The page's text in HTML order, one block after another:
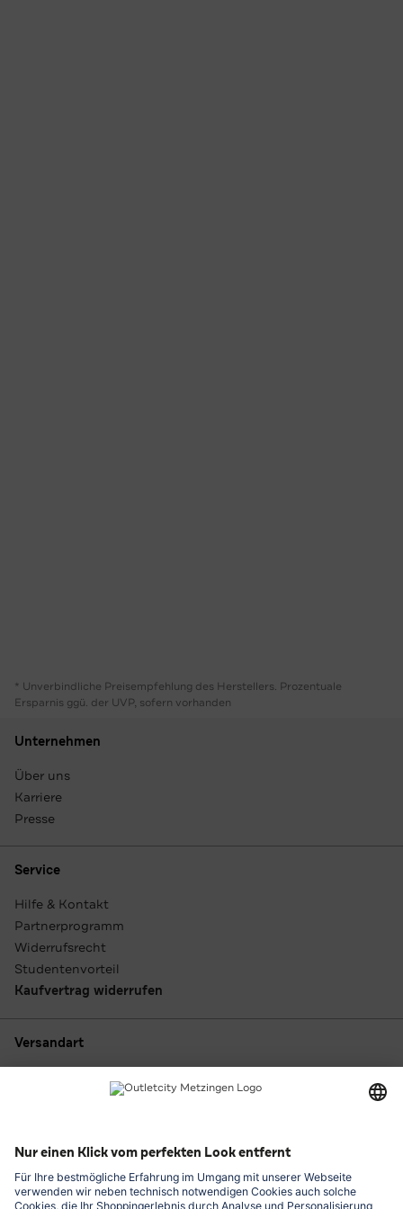
* Unverbindliche Preisempfehlung des Herstellers. Prozentuale
Ersparnis ggü. der UVP, sofern vorhanden
Unternehmen
Über uns
Karriere
Presse
Service
Hilfe & Kontakt
Partnerprogramm
Widerrufsrecht
Studentenvorteil
Kaufvertrag widerrufen
Versandart